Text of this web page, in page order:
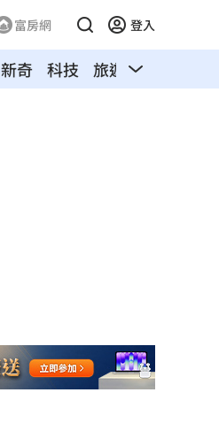
富房網 登入
新奇 科技 旅遊 汽車